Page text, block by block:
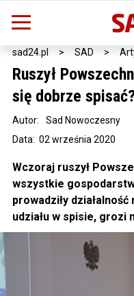
sad24.pl > SAD >
Ruszył
się dobrze
Data: 02 września 2020
Autor: Sad Nowoczesny
Wczoraj ruszył
wszystkie
prowadziły
udziału w spisie, grozi